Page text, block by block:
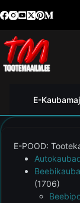
E-
E-POOD:
(1706)